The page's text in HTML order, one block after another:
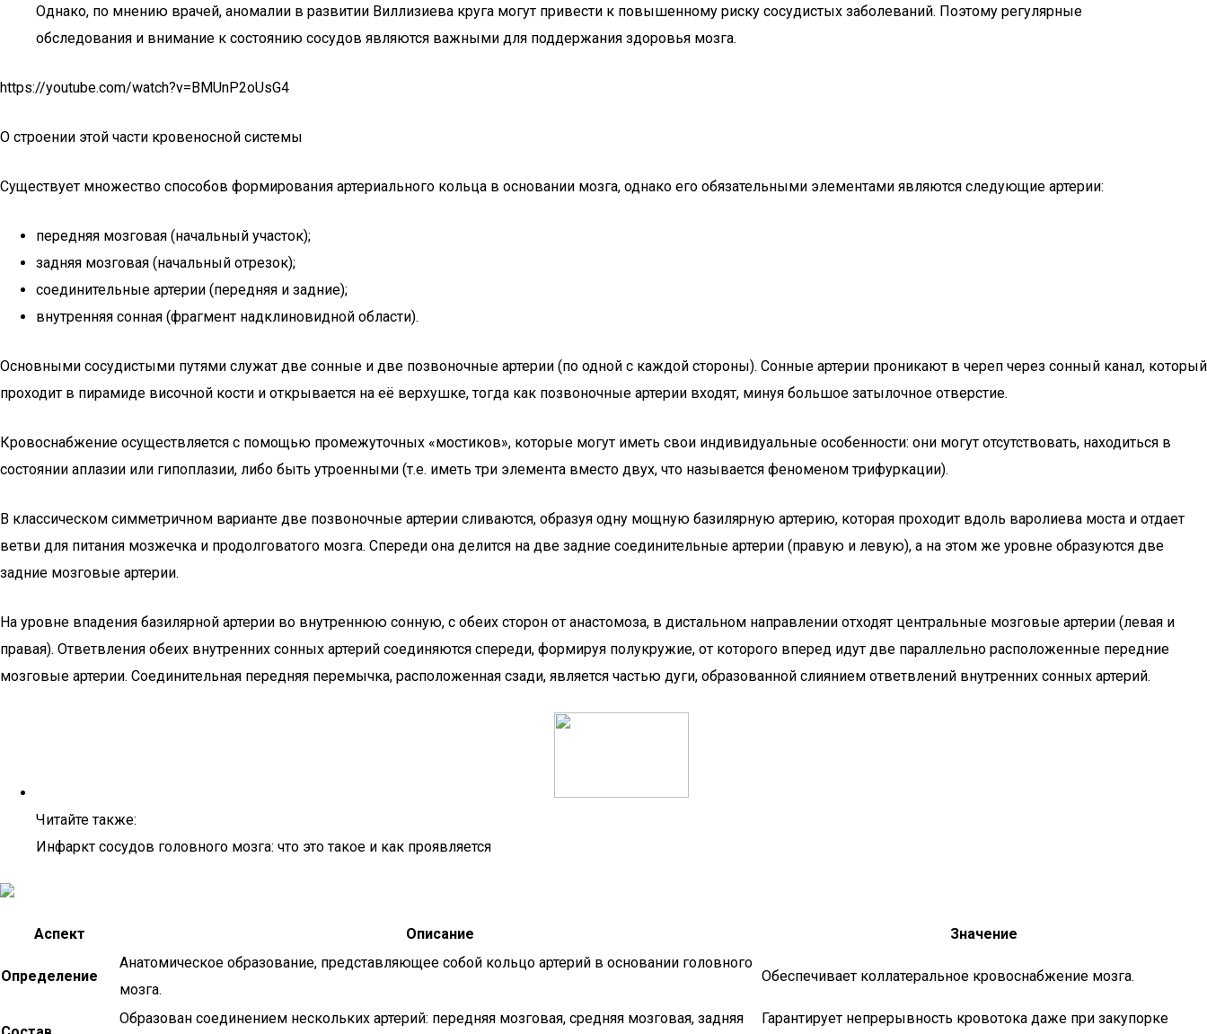
Однако, по мнению врачей, аномалии в развитии Виллизиева круга могут привести к повышенному риску сосудистых заболеваний. Поэтому регулярные
обследования и внимание к состоянию сосудов являются важными для поддержания здоровья мозга.
https://youtube.com/watch?v=BMUnP2oUsG4
О строении этой части кровеносной системы
Существует множество способов формирования артериального кольца в основании мозга, однако его обязательными элементами являются следующие артерии:
передняя мозговая (начальный участок);
задняя мозговая (начальный отрезок);
соединительные артерии (передняя и задние);
внутренняя сонная (фрагмент надклиновидной области).
Основными сосудистыми путями служат две сонные и две позвоночные артерии (по одной с каждой стороны). Сонные артерии проникают в череп через сонный канал, который
проходит в пирамиде височной кости и открывается на её верхушке, тогда как позвоночные артерии входят, минуя большое затылочное отверстие.
Кровоснабжение осуществляется с помощью промежуточных «мостиков», которые могут иметь свои индивидуальные особенности: они могут отсутствовать, находиться в
состоянии аплазии или гипоплазии, либо быть утроенными (т.е. иметь три элемента вместо двух, что называется феноменом трифуркации).
В классическом симметричном варианте две позвоночные артерии сливаются, образуя одну мощную базилярную артерию, которая проходит вдоль варолиева моста и отдает
ветви для питания мозжечка и продолговатого мозга. Спереди она делится на две задние соединительные артерии (правую и левую), а на этом же уровне образуются две
задние мозговые артерии.
На уровне впадения базилярной артерии во внутреннюю сонную, с обеих сторон от анастомоза, в дистальном направлении отходят центральные мозговые артерии (левая и
правая). Ответвления обеих внутренних сонных артерий соединяются спереди, формируя полукружие, от которого вперед идут две параллельно расположенные передние
мозговые артерии. Соединительная передняя перемычка, расположенная сзади, является частью дуги, образованной слиянием ответвлений внутренних сонных артерий.
Читайте также:
Инфаркт сосудов головного мозга: что это такое и как проявляется
Аспект Описание Значение
Определение
Анатомическое образование, представляющее собой кольцо артерий в основании головного
мозга.
Обеспечивает коллатеральное кровоснабжение мозга.
Образован соединением нескольких артерий: передняя мозговая, средняя мозговая, задняя
Гарантирует непрерывность кровотока даже при закупорке